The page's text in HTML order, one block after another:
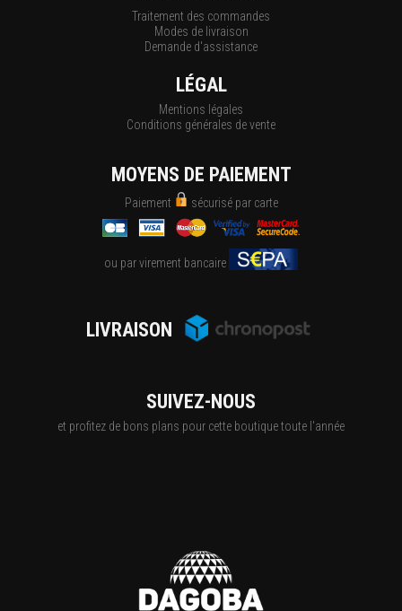
Traitement des commandes
Modes de livraison
Demande d'assistance
LÉGAL
Mentions légales
Conditions générales de vente
MOYENS DE PAIEMENT
Paiement sécurisé par carte
ou par virement bancaire
LIVRAISON
SUIVEZ-NOUS
et profitez de bons plans pour cette boutique toute l'année